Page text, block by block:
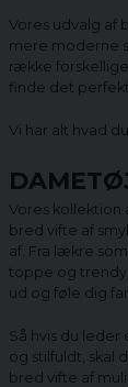
Vores udvalg af
mere moderne
række
finde det
Vi har alt hvad
Vores kollektion
bred vifte af
af. Fra lækre
toppe og trendy
ud og føle dig
Så hvis du
og stilfuldt, skal
bred vifte af